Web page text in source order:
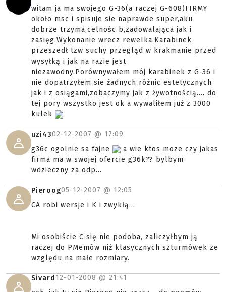
witam ja ma swojego G-36(a raczej G-608)FIRMY
około msc i spisuje sie naprawde super,aku
dobrze trzyma,celnośc b,zadowalająca jak i
zasięg.Wykonanie wrecz rewelka.Karabinek
przeszedł tzw suchy przegląd w krakmanie przed
wysyłką i jak na razie jest
niezawodny.Porównywałem mój karabinek z G-36 i
nie dopatrzyłem sie żadnych różnic estetycznych
jak i z osiągami,zobaczymy jak z żywotnością.... do
tej pory wszystko jest ok a wywaliłem już z 3000
kulek
uzi4302-12-2007 @ 17:09
g36c ogolnie sa fajne
a wie ktos moze czy jakas
firma ma w swojej ofercie g36k?? bylbym
wdzieczny za odp...
Pieroog05-12-2007 @ 12:05
CA robi wersje i K i zwykłą...
Mi osobiście C się nie podoba, zaliczyłbym ją
raczej do PMemów niż klasycznych szturmówek ze
względu na małe rozmiary.
Sivard 12-01-2008 @ 21:41